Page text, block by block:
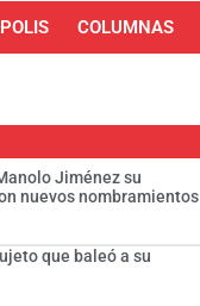
COLUMNAS
Jiménez su
nuevos nombramientos
que baleó a su